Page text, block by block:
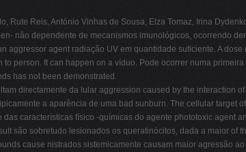
Rute Reis, António Vinhas de Sousa, Elza Tomaz, Irina
não dependente de mecanismos imunológicos, ocorrendo
aggressor agent radiação UV em quantidade suficiente. A
person. It can happen on a víduo. Pode ocorrer numa
has not been demonstrated.
directamente da lular aggression caused by the interaction
a aparência de uma bad sunburn. The cellular target
características físico -químicas do agente phototoxic agent
são sobretudo lesionados os queratinócitos, dada a maior of
cause nistrados sistemicamente causam maior agressão